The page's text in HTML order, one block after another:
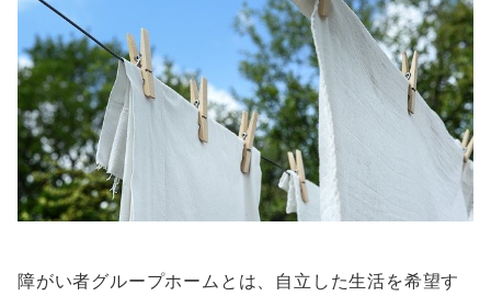
障がい者グループホームとは、自立した生活を希望す